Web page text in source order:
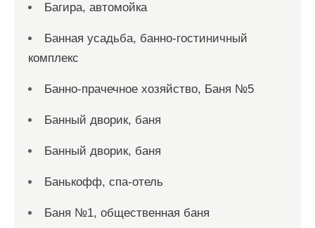
Багира, автомойка
Банная усадьба, банно-гостиничный
комплекс
Банно-прачечное хозяйство, Баня №5
Банный дворик, баня
Банный дворик, баня
Банькофф, спа-отель
Баня №1, общественная баня